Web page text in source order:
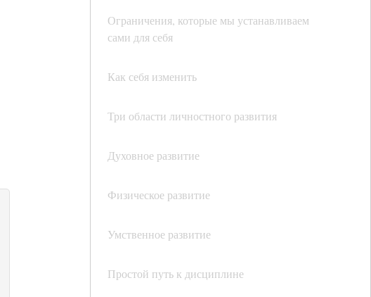
Ограничения, которые мы устанавливаем
сами для себя
Как себя изменить
Три области личностного развития
Духовное развитие
Физическое развитие
Умственное развитие
Простой путь к дисциплине